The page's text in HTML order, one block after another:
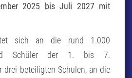
2025 bis Juli 2027 mit
sich an die rund 1.000
Schüler der 1. bis 7.
drei beteiligten Schulen, an die